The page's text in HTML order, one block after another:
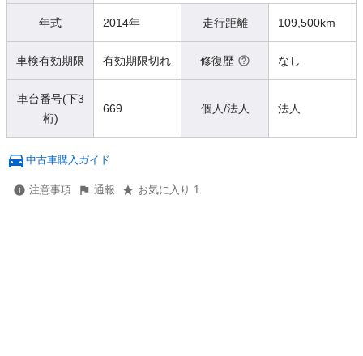
年式 2014年 走行距離 109,500km
車検有効期限 有効期限切れ 修復歴 なし
車台番号(下3
桁)
669 個人/法人 法人
中古車購入ガイド
注意事項 通報 お気に入り 1